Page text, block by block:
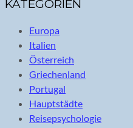
KATEGORIEN
Europa
Italien
Österreich
Griechenland
Portugal
Hauptstädte
Reisepsychologie